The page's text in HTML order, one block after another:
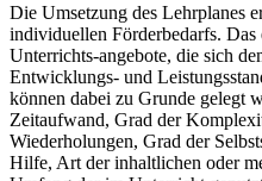
Die Umsetzung des Lehrplanes
individuellen Förderbedarfs.
Unterrichts-angebote, die sich
Entwicklungs- und
können dabei zu Grunde gelegt
Zeitaufwand, Grad der
Wiederholungen, Grad der
Hilfe, Art der inhaltlichen oder